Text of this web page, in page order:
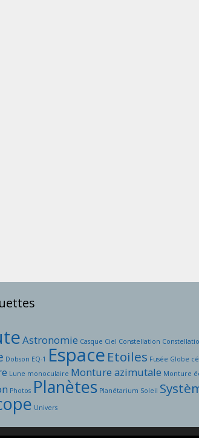
Astronomie Casque Ciel Constellation
Dobson EQ-1 Espace Etoiles Fusée Globe
Lune monoculaire Monture azimutale Monture
Photos Planètes Planétarium Soleil
Univers